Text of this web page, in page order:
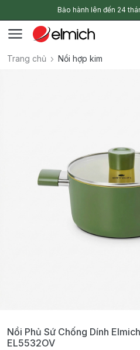
Bảo hành lên đến 24
Trang chủ Nồi hợp kim
Nồi Phủ Sứ Chống Dính
EL5532OV